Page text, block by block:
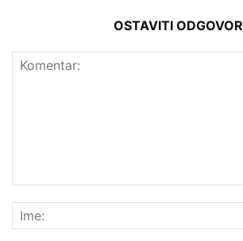
OSTAVITI ODGOVOR